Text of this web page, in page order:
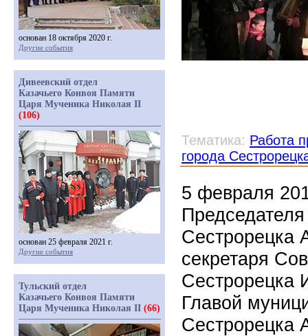
Тематика: Работа
города
5 февраля
Сестрорецка
секретаря
Сестрорецка
Главой
Сестрорецка
основан 18 октября 2020 г.
Другие события
Дивеевский отдел
Казачьего Конвоя Памяти
Царя Мученика Николая II
(106)
основан 25 февраля 2021 г.
Другие события
Тульский отдел
Казачьего Конвоя Памяти
Царя Мученика Николая II (66)